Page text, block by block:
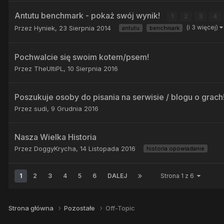
Antutu benchmark - pokaż swój wynik!
Przez Hyniek, 23 Sierpnia 2014 antutu benchmark (i 3 więcej)
Pochwalcie się swoim kotem/psem!
Przez TheUltiPL , 10 Sierpnia 2016
Poszukuje osoby do pisania na serwisie / blogu o
Przez sudi, 9 Grudnia 2016
Nasza Wielka Historia
Przez DoggyKrycha, 14 Listopada 2016 historia opowiadanie
1 2 3 4 5 6 DALEJ Strona 1 z 6
Strona główna Pozostałe Off-Topic